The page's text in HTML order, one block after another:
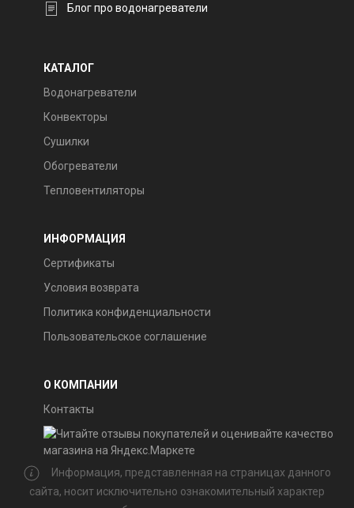
Блог про водонагреватели
КАТАЛОГ
Водонагреватели
Конвекторы
Сушилки
Обогреватели
Тепловентиляторы
ИНФОРМАЦИЯ
Сертификаты
Условия возврата
Политика конфиденциальности
Пользовательское соглашение
О КОМПАНИИ
Контакты
Информация, представленная на страницах данного
сайта, носит исключительно ознакомительный характер